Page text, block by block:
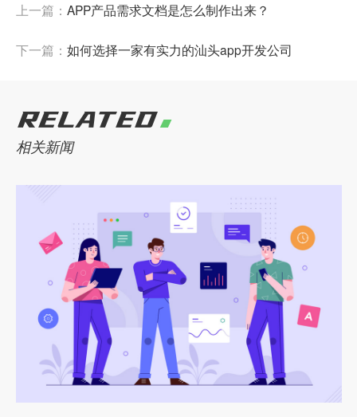
上一篇： APP产品需求文档是怎么制作出来？
下一篇： 如何选择一家有实力的汕头app开发公司
RELATED
相关新闻